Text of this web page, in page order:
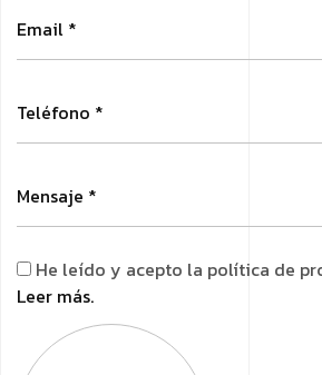
He leído y acepto la política de
Leer más.